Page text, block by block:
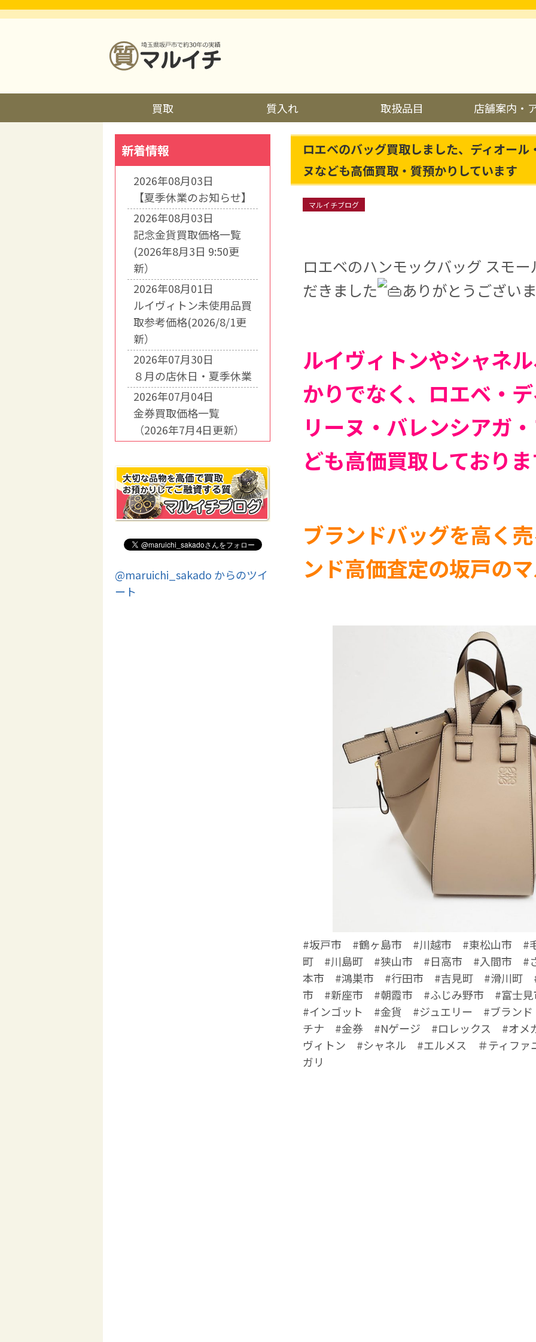
買取 質入れ 取扱品目 店舗案内・
ロエベのバッグ買取しました、ディオー
ヌなども高価買取・質預かりしています
マルイチブログ
ロエベのハンモックバッグ スモ
だきました
ありがとうござい
ルイヴィトンやシャネ
かりでなく、ロエベ・
リーヌ・バレンシアガ
ども高価買取しており
ブランドバッグを高く
ンド高価査定の坂戸の
#坂戸市 #鶴ヶ島市 #川越市 #東松山市 #
町 #川島町 #狭山市 #日高市 #入間市 #
本市 #鴻巣市 #行田市 #吉見町 #滑川町
市 #新座市 #朝霞市 #ふじみ野市 #富士
#インゴット #金貨 #ジュエリー #ブラン
チナ #金券 #Nゲージ #ロレックス #オメ
ヴィトン #シャネル #エルメス ＃ティフ
ガリ
新着情報
2026年08月03日
【夏季休業のお知らせ】
2026年08月03日
記念金貨買取価格一覧
(2026年8月3日 9:50更
新）
2026年08月01日
ルイヴィトン未使用品買
取参考価格(2026/8/1更
新）
2026年07月30日
８月の店休日・夏季休業
2026年07月04日
金券買取価格一覧
（2026年7月4日更新）
@maruichi_sakado からのツイ
ート